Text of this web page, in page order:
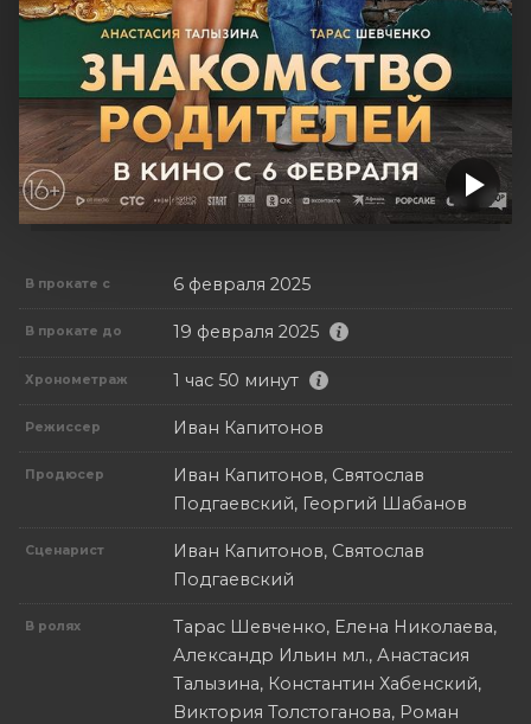
В прокате с 6 февраля 2025
В прокате до 19 февраля 2025
Хронометраж 1 час 50 минут
Режиссер Иван Капитонов
Продюсер
Иван Капитонов, Святослав
Подгаевский, Георгий Шабанов
Сценарист
Иван Капитонов, Святослав
Подгаевский
В ролях
Тарас Шевченко, Елена Николаева,
Александр Ильин мл., Анастасия
Талызина, Константин Хабенский,
Виктория Толстоганова, Роман